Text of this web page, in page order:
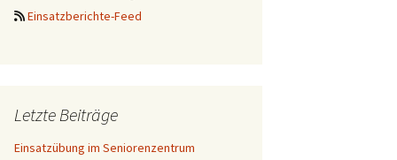
Einsatzberichte-Feed
Letzte Beiträge
Einsatzübung im Seniorenzentrum